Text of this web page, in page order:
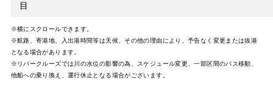
目
※横にスクロールできます。
※航路、寄港地、入出港時間等は天候、その他の理由により、予告なく変更または抜港
となる場合があります。
※リバークルーズでは川の水位の影響の為、スケジュール変更、一部区間のバス移動、
他船への乗り換え、運行休止となる場合がございます。